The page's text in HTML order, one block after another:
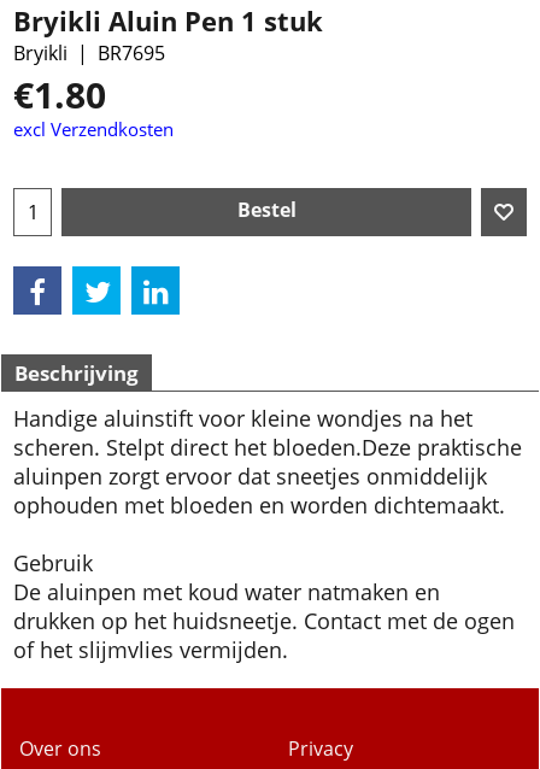
Bryikli Aluin Pen 1 stuk
Bryikli BR7695
€1.80
excl Verzendkosten
Bestel
Beschrijving
Handige aluinstift voor kleine wondjes na het
scheren. Stelpt direct het bloeden.Deze praktische
aluinpen zorgt ervoor dat sneetjes onmiddelijk
ophouden met bloeden en worden dichtemaakt.
Gebruik
De aluinpen met koud water natmaken en
drukken op het huidsneetje. Contact met de ogen
of het slijmvlies vermijden.
Over ons
Privacy